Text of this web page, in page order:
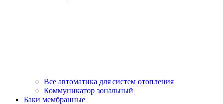
Все автоматика для систем отопления
Коммуникатор зональный
Баки мембранные